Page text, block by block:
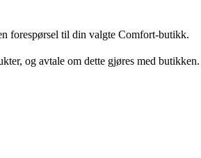
forespørsel til din valgte Comfort-butikk.
og avtale om dette gjøres med butikken.